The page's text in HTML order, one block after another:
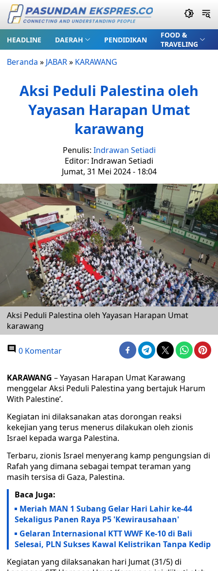
HEADLINE DAERAH PENDIDIKAN
FOOD &
TRAVELING
Beranda » JABAR» KARAWANG
Aksi Peduli Palestina oleh
Yayasan Harapan Umat
karawang
Penulis: Indrawan Setiadi
Editor: Indrawan Setiadi
Jumat, 31 Mei 2024 - 18:04
Aksi Peduli Palestina oleh Yayasan Harapan Umat
karawang
0 Komentar
KARAWANG – Yayasan Harapan Umat Karawang
menggelar Aksi Peduli Palestina yang bertajuk Harum
With Palestine’.
Kegiatan ini dilaksanakan atas dorongan reaksi
kekejian yang terus menerus dilakukan oleh zionis
Israel kepada warga Palestina.
Terbaru, zionis Israel menyerang kamp pengungsian di
Rafah yang dimana sebagai tempat teraman yang
masih tersisa di Gaza, Palestina.
Baca Juga:
Meriah MAN 1 Subang Gelar Hari Lahir ke-44
Sekaligus Panen Raya P5 'Kewirausahaan'
Gelaran Internasional KTT WWF Ke-10 di Bali
Selesai, PLN Sukses Kawal Kelistrikan Tanpa Kedip
Kegiatan yang dilaksanakan hari Jumat (31/5) di